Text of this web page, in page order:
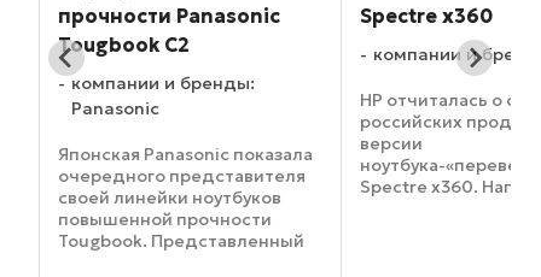
прочности Panasonic
Tougbook C2
компании и бренды:
Panasonic
Японская Panasonic показала
очередного представителя
своей линейки ноутбуков
повышенной прочности
Tougbook. Представленный
Spectre x360
компании и
HP отчиталась о
российских продаж
версии
ноутбука-
Spectre x360.